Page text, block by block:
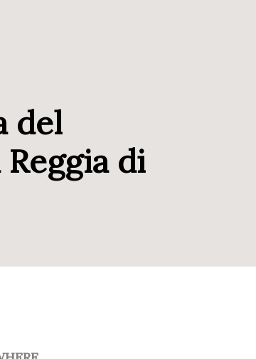
del
di